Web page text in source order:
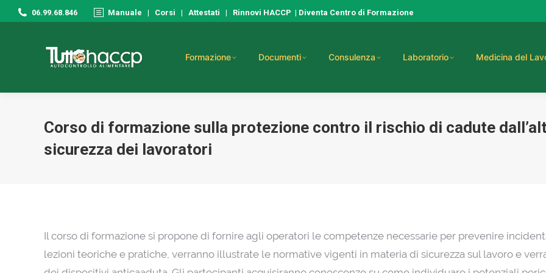
06.99.68.846 Manuale | Corsi | Attestati | Rinnovi HACCP | Diventa Centro di Formazione
Formazione Documenti Consulenza Laboratorio Medicina del
Corso di formazione sulla protezione contro il rischio di cadute
sicurezza dei lavoratori
Il corso di formazione si propone di fornire agli operatori le competenze necessarie per prevenire
lezioni teoriche e pratiche, verranno illustrate le normative vigenti in materia di sicurezza sul lavoro e